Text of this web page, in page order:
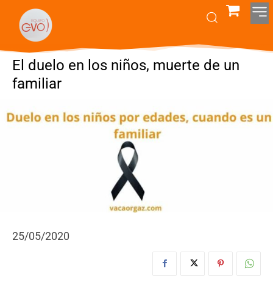
El duelo en los niños, muerte de un
familiar
25/05/2020